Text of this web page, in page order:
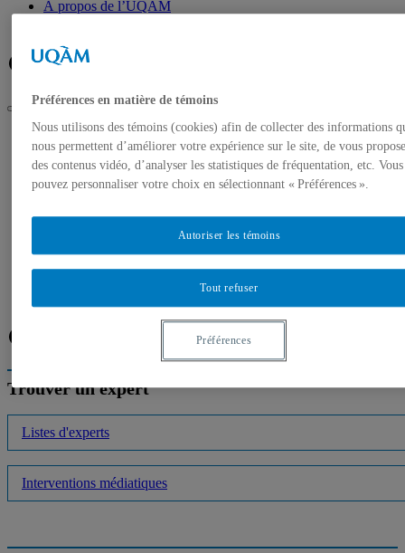
À propos de l’UQAM
Facebook
Twitter
Flux RSS
UQAM
Salle de presse
Accès difficile aux zones de guerre : une journée d’étude
consacrée à l’aide humanitaire à l’UQAM le 31 mai 2024
Accueil
Communiqués de presse
Facebook
Trouver un expert
Listes d'experts
Interventions médiatiques
Préférences en matière de témoins
Nous utilisons des témoins (cookies) afin de collecter des informations
nous permettent d’améliorer votre expérience sur le site, de vous
des contenus vidéo, d’analyser les statistiques de fréquentation, etc. Vous
pouvez personnaliser votre choix en sélectionnant « Préférences ».
Tout refuser
Autoriser les témoins
Préférences